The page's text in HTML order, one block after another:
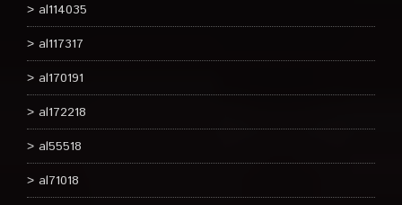
al114035
al117317
al170191
al172218
al55518
al71018